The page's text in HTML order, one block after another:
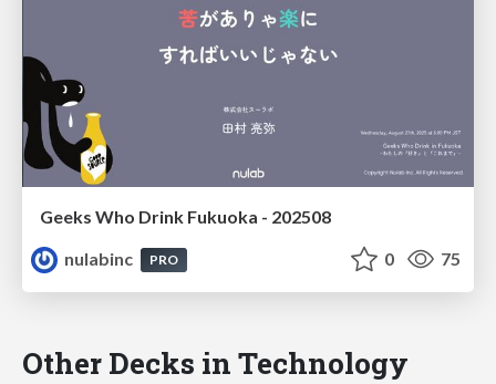
Geeks Who Drink Fukuoka - 202508
nulabinc
PRO 0 75
Other Decks in Technology